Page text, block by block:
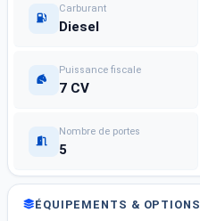
Carburant
Diesel
Puissance fiscale
7 CV
Nombre de portes
5
ÉQUIPEMENTS & OPTIONS